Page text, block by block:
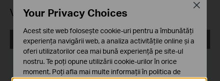
VIGI Config Tool
VIGI Config Tool_V2.0.21_x64
Data publicării:2025-09-26
Limba:Multi-language
Your Privacy Choices
Acest site web folosește cookie-uri pentru a îmbunătăți
experiența navigării web, a analiza activitățile online și a
oferi utilizatorilor cea mai bună experiență pe site-ul
nostru. Te poți opune utilizării cookie-urilor în orice
moment. Poți afla mai multe informații în politica de
Close